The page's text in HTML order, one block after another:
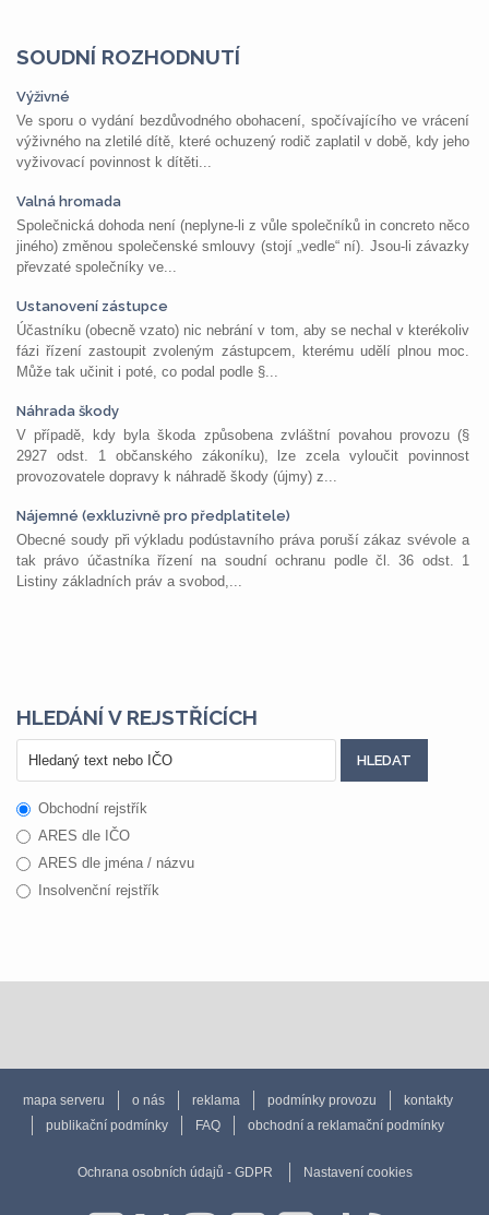
SOUDNÍ ROZHODNUTÍ
Výživné
Ve sporu o vydání bezdůvodného obohacení, spočívajícího ve vrácení
výživného na zletilé dítě, které ochuzený rodič zaplatil v době, kdy jeho
vyživovací povinnost k dítěti...
Valná hromada
Společnická dohoda není (neplyne-li z vůle společníků in concreto něco
jiného) změnou společenské smlouvy (stojí „vedle“ ní). Jsou-li závazky
převzaté společníky ve...
Ustanovení zástupce
Účastníku (obecně vzato) nic nebrání v tom, aby se nechal v kterékoliv
fázi řízení zastoupit zvoleným zástupcem, kterému udělí plnou moc.
Může tak učinit i poté, co podal podle §...
Náhrada škody
V případě, kdy byla škoda způsobena zvláštní povahou provozu (§
2927 odst. 1 občanského zákoníku), lze zcela vyloučit povinnost
provozovatele dopravy k náhradě škody (újmy) z...
Nájemné (exkluzivně pro předplatitele)
Obecné soudy při výkladu podústavního práva poruší zákaz svévole a
tak právo účastníka řízení na soudní ochranu podle čl. 36 odst. 1
Listiny základních práv a svobod,...
HLEDÁNÍ V REJSTŘÍCÍCH
Obchodní rejstřík
ARES dle IČO
ARES dle jména / názvu
Insolvenční rejstřík
mapa serveru o nás reklama podmínky provozu
kontakty
publikační podmínky
FAQ obchodní a reklamační podmínky
Ochrana osobních údajů - GDPR Nastavení cookies